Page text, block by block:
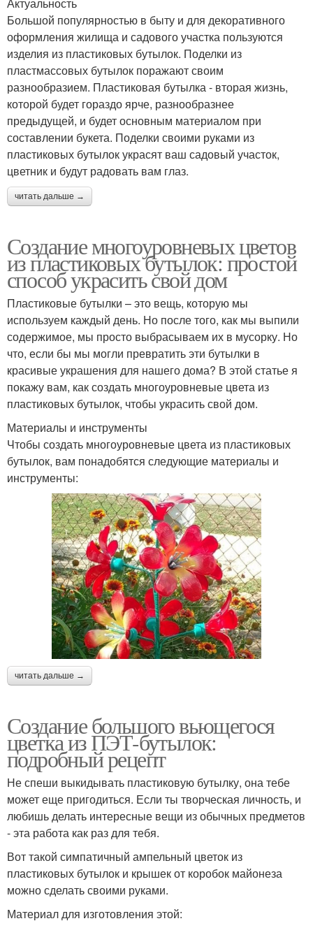
Актуальность
Большой популярностью в быту и для декоративного
оформления жилища и садового участка пользуются
изделия из пластиковых бутылок. Поделки из
пластмассовых бутылок поражают своим
разнообразием. Пластиковая бутылка - вторая жизнь,
которой будет гораздо ярче, разнообразнее
предыдущей, и будет основным материалом при
составлении букета. Поделки своими руками из
пластиковых бутылок украсят ваш садовый участок,
цветник и будут радовать вам глаз.
читать дальше →
Создание многоуровневых цветов
из пластиковых бутылок: простой
способ украсить свой дом
Пластиковые бутылки – это вещь, которую мы
используем каждый день. Но после того, как мы выпили
содержимое, мы просто выбрасываем их в мусорку. Но
что, если бы мы могли превратить эти бутылки в
красивые украшения для нашего дома? В этой статье я
покажу вам, как создать многоуровневые цвета из
пластиковых бутылок, чтобы украсить свой дом.
Материалы и инструменты
Чтобы создать многоуровневые цвета из пластиковых
бутылок, вам понадобятся следующие материалы и
инструменты:
читать дальше →
Создание большого вьющегося
цветка из ПЭТ-бутылок:
подробный рецепт
Не спеши выкидывать пластиковую бутылку, она тебе
может еще пригодиться. Если ты творческая личность, и
любишь делать интересные вещи из обычных предметов
- эта работа как раз для тебя.
Вот такой симпатичный ампельный цветок из
пластиковых бутылок и крышек от коробок майонеза
можно сделать своими руками.
Материал для изготовления этой: